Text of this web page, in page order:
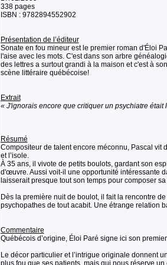
338 pages
ISBN : 9782894552902
Présentation de l’éditeur
Sonate en fou mineur est le premier roman d'Éloi
l'aise avec les mots. C'est dans son arbre
des lettres a surtout grandi à la maison et c'est à
scène littéraire québécoise!
Extrait
« J'ignorais encore que critiquer un psychiatre
Résumé
Compositeur de talent encore méconnu, Pascal vit
et l’isole.
À 35 ans, il vivote de petits boulots, gardant son
d'œuvre. Aussi voit-il une opportunité intéressante
laisserait presque tout son temps pour composer
Dès la première nuit de boulot, il fait la rencontre
psychopathes de tout acabit. Une étrange relation
Commentaire
Québécois d’origine, Éloi Paré signe ici son
Le décor particulier et l’intrigue originale donnent
plus fou que ses patients, mais qui nous réserve